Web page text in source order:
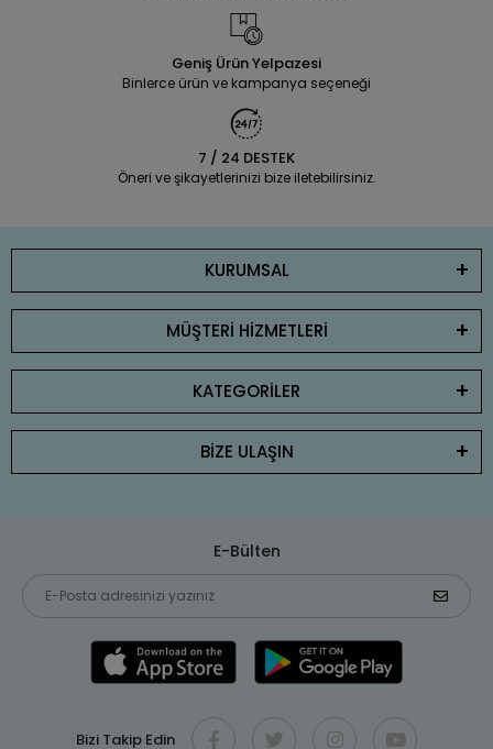
Geniş Ürün Yelpazesi
Binlerce ürün ve kampanya seçeneği
7 / 24 DESTEK
Öneri ve şikayetlerinizi bize iletebilirsiniz.
KURUMSAL
MÜŞTERİ HİZMETLERİ
KATEGORİLER
BİZE ULAŞIN
E-Bülten
Bizi Takip Edin